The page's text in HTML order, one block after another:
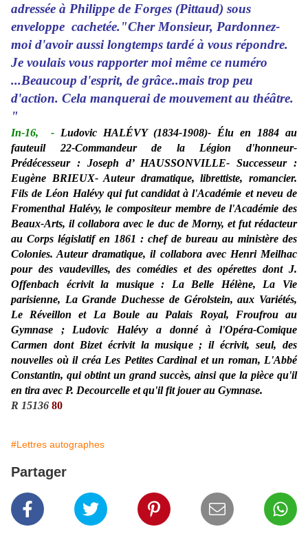
adressée à Philippe de Forges (Pittaud) sous
enveloppe cachetée."Cher Monsieur, Pardonnez-
moi d'avoir aussi longtemps tardé à vous répondre.
Je voulais vous rapporter moi même ce numéro
...Beaucoup d'esprit, de grâce..mais trop peu
d'action. Cela manquerai de mouvement au théâtre.
"
In-16, - Ludovic HALÉVY (1834-1908)- Élu en 1884 au
fauteuil 22-Commandeur de la Légion d'honneur-
Prédécesseur : Joseph d’ HAUSSONVILLE- Successeur :
Eugène BRIEUX- Auteur dramatique, librettiste, romancier.
Fils de Léon Halévy qui fut candidat à l'Académie et neveu de
Fromenthal Halévy, le compositeur membre de l'Académie des
Beaux-Arts, il collabora avec le duc de Morny, et fut rédacteur
au Corps législatif en 1861 : chef de bureau au ministère des
Colonies. Auteur dramatique, il collabora avec Henri Meilhac
pour des vaudevilles, des comédies et des opérettes dont J.
Offenbach écrivit la musique : La Belle Hélène, La Vie
parisienne, La Grande Duchesse de Gérolstein, aux Variétés,
Le Réveillon et La Boule au Palais Royal, Froufrou au
Gymnase ; Ludovic Halévy a donné à l'Opéra-Comique
Carmen dont Bizet écrivit la musique ; il écrivit, seul, des
nouvelles où il créa Les Petites Cardinal et un roman, L'Abbé
Constantin, qui obtint un grand succès, ainsi que la pièce qu'il
en tira avec P. Decourcelle et qu'il fit jouer au Gymnase.
R 15136 80
#Lettres autographes
Partager